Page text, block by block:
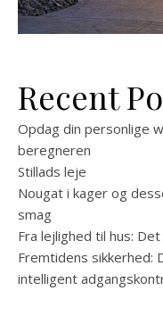
Recent
Opdag din personlige
beregneren
Stillads leje
Nougat i kager og
smag
Fra lejlighed til hus:
Fremtidens sikkerhed:
intelligent